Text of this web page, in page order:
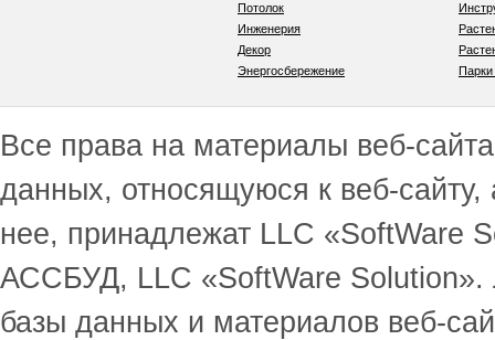
Потолок
Инженерия
Декор
Энергосбережение
Все права на материалы веб-
данных, относящуюся к веб-
нее, принадлежат LLC
АССБУД, LLC «SoftWare Solution».
базы данных и материалов веб-